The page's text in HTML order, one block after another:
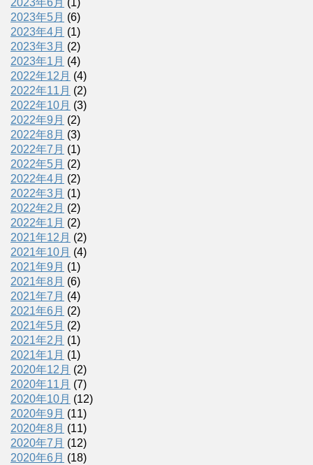
2023年5月 (6)
2023年4月 (1)
2023年3月 (2)
2023年1月 (4)
2022年12月 (4)
2022年11月 (2)
2022年10月 (3)
2022年9月 (2)
2022年8月 (3)
2022年7月 (1)
2022年5月 (2)
2022年4月 (2)
2022年3月 (1)
2022年2月 (2)
2022年1月 (2)
2021年12月 (2)
2021年10月 (4)
2021年9月 (1)
2021年8月 (6)
2021年7月 (4)
2021年6月 (2)
2021年5月 (2)
2021年2月 (1)
2021年1月 (1)
2020年12月 (2)
2020年11月 (7)
2020年10月 (12)
2020年9月 (11)
2020年8月 (11)
2020年7月 (12)
2020年6月 (18)